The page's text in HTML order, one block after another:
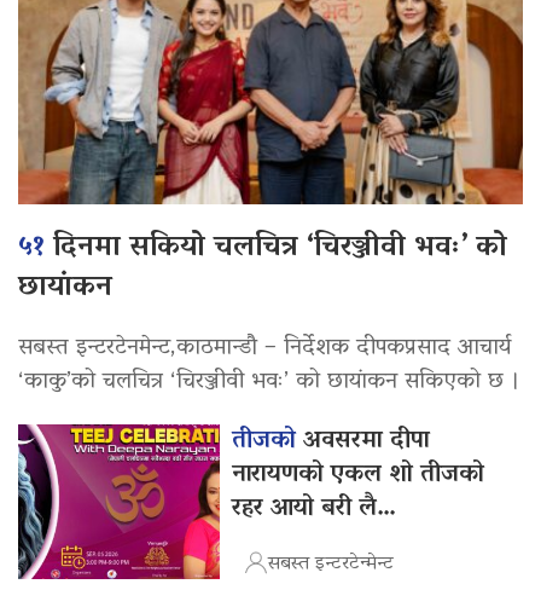
५१दिनमा सकियो चलचित्र ‘चिरञ्जीवी भवः’ को
छायांकन
सबस्त इन्टरटेनमेन्ट,काठमान्डौ – निर्देशक दीपकप्रसाद आचार्य
‘काकु’को चलचित्र ‘चिरञ्जीवी भवः’ को छायांकन सकिएको छ ।
तीजकोअवसरमा दीपा
नारायणको एकल शो तीजको
रहर आयो बरी लै…
सबस्त इन्टरटेन्मेन्ट